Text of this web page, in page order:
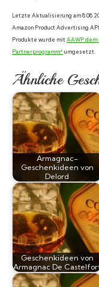
Letzte Aktualisierung am
Amazon Product Advertising
Produkte wurde mitAAWP dem
Partnerprogramm*umgesetzt.
Ähnliche
Armagnac-
Geschenkideen von
Delord
Geschenkideen von
Armagnac De